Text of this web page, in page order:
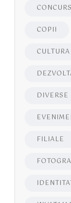
CONCURS
COPII
DIVERSE
FILIALE